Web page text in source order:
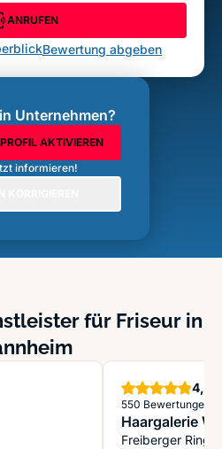
ANRUFEN
Bewertung abgeben
Unternehmen?
AKTIVIEREN
informieren!
für Friseur in
4,9
550 Bewertungen
Haargalerie
Freiberger Ring